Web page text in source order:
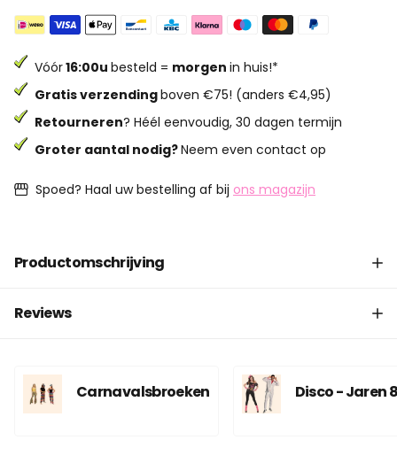
Vóór16:00u besteld = morgen in huis!*
Gratis verzendingboven €75! (anders €4,95)
Retourneren? Héél eenvoudig, 30 dagen termijn
Groter aantal nodig?Neem even contact op
Spoed? Haal uw bestelling af bij ons magazijn
Productomschrijving
Reviews
Carnavalsbroeken Disco - Jaren